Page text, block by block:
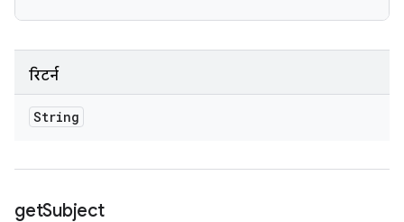
रिटर्न
String
getSubject